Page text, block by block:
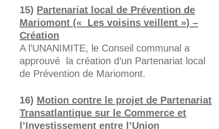
Partenariat local de Prévention de
Mariomont (« Les voisins veillent ») –
Création
A l’UNANIMITE, le Conseil communal a
approuvé la création d’un Partenariat local
de Prévention de Mariomont.
Motion contre le projet de Partenariat
Transatlantique sur le Commerce et
l’Investissement entre l’Union